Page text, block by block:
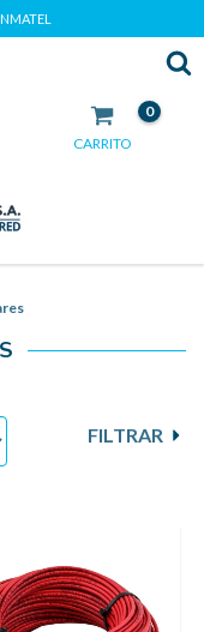
CARRITO
0
FILTRAR